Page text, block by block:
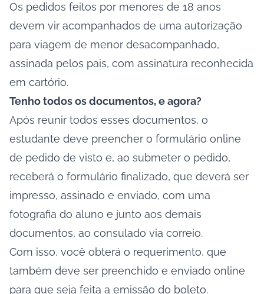
Os pedidos feitos por menores de 18 anos
devem vir acompanhados de uma autorização
para viagem de menor desacompanhado,
assinada pelos pais, com assinatura reconhecida
em cartório.
Tenho todos os documentos, e agora?
Após reunir todos esses documentos, o
estudante deve preencher o formulário online
de pedido de visto e, ao submeter o pedido,
receberá o formulário finalizado, que deverá ser
impresso, assinado e enviado, com uma
fotografia do aluno e junto aos demais
documentos, ao consulado via correio.
Com isso, você obterá o requerimento, que
também deve ser preenchido e enviado online
para que seja feita a emissão do boleto.